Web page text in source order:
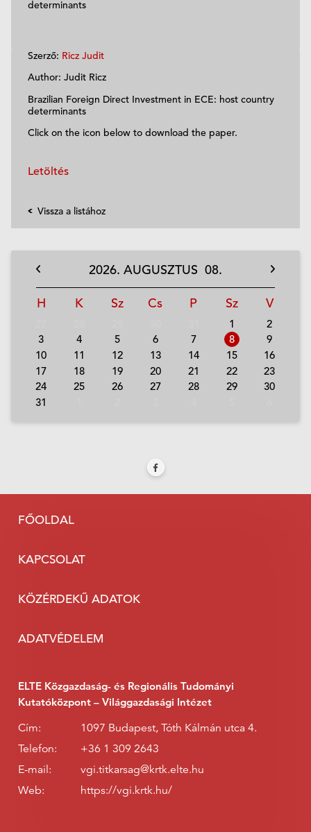
determinants
Szerző: Ricz Judit
Author: Judit Ricz
Brazilian Foreign Direct Investment in ECE: host country
determinants
Click on the icon below to download the paper.
Letöltés
Vissza a listához
2026. AUGUSZTUS 08.
H K Sz Cs P Sz V
1
2
3
4 5 6 7 8
9
10
11 12 13 14 15
16
17
18 19 20 21 22
23
24
25 26 27 28 29
30
31
FŐOLDAL
KAPCSOLAT
KÖZÉRDEKŰ ADATOK
ADATVÉDELEM
ELTE Közgazdaság- és Regionális Tudományi
Kutatóközpont – Világgazdasági Intézet
Cím:
1097 Budapest, Tóth Kálmán utca 4.
Telefon:
+36 1 309 2643
E-mail:
vgi.titkarsag@krtk.elte.hu
Web:
https://vgi.krtk.hu/